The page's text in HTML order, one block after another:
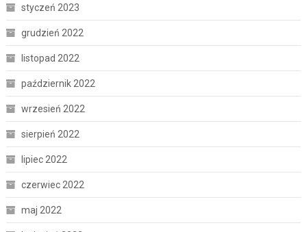
styczeń 2023
grudzień 2022
listopad 2022
październik 2022
wrzesień 2022
sierpień 2022
lipiec 2022
czerwiec 2022
maj 2022